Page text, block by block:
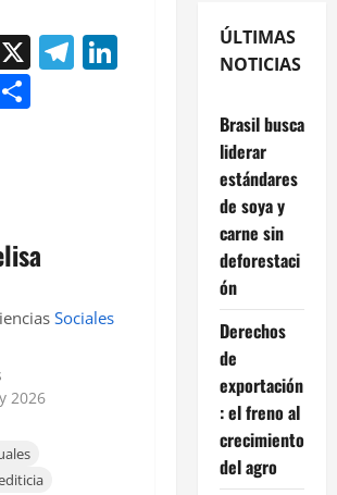
X Telegram
LinkedIn
Sociales
2026
ÚLTIMAS
NOTICIAS
Brasil busca
liderar
estándares
de soya y
carne sin
deforestaci
ón
Derechos
de
exportación
: el freno al
crecimiento
del agro